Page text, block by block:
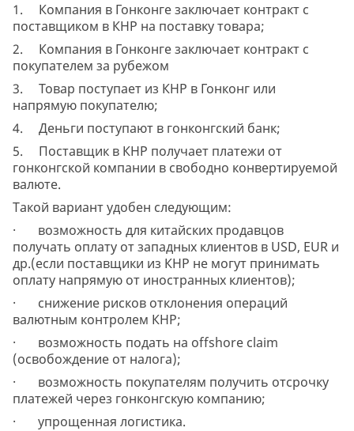
1. Компания в Гонконге заключает контракт с
поставщиком в КНР на поставку товара;
2. Компания в Гонконге заключает контракт с
покупателем за рубежом
3. Товар поступает из КНР в Гонконг или
напрямую покупателю;
4. Деньги поступают в гонконгский банк;
5. Поставщик в КНР получает платежи от
гонконгской компании в свободно конвертируемой
валюте.
Такой вариант удобен следующим:
· возможность для китайских продавцов
получать оплату от западных клиентов в USD, EUR и
др.(если поставщики из КНР не могут принимать
оплату напрямую от иностранных клиентов);
· снижение рисков отклонения операций
валютным контролем КНР;
· возможность подать на offshore claim
(освобождение от налога);
· возможность покупателям получить отсрочку
платежей через гонконгскую компанию;
· упрощенная логистика.